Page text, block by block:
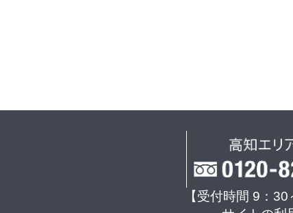
【受付時間 9：